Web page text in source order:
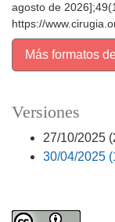
Versiones
27/10/2025
30/04/2025
agosto de
https://
Más formatos